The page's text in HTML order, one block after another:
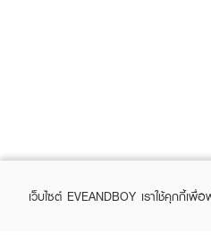
เว็บไซต์ EVEANDBOY เราใช้คุกกี้เ